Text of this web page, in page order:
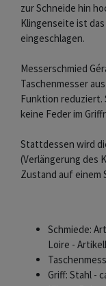
zur Schneide hin
Klingenseite ist
eingeschlagen.
Messerschmied
Taschenmesser
Funktion reduziert.
keine Feder im
Stattdessen wird
(Verlängerung des
Zustand auf einem
Schmiede:
Loire -
Griff: Stahl -